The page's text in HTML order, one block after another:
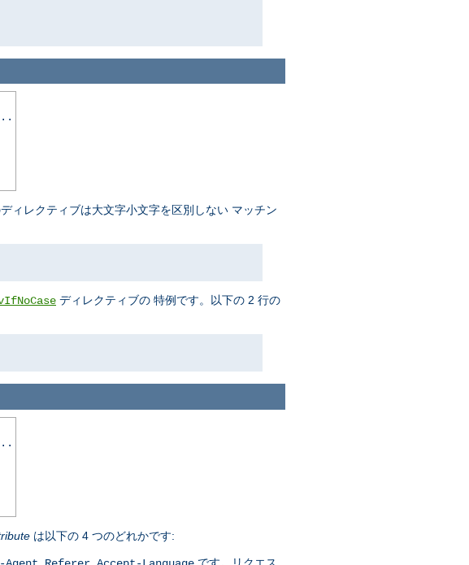
ィレクティブは大文字小文字を区別しない マッチン
ディレクティブの 特例です。以下の 2 行の
は以下の 4 つのどれかです:
です。リクエス